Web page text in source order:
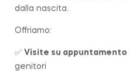
dalla nascita.
Offriamo:
✅ Visite su appuntamento
genitori